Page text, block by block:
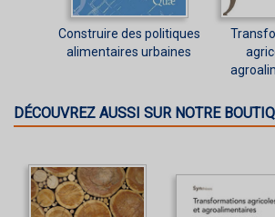
Construire des politiques
alimentaires urbaines
DÉCOUVREZ AUSSI SUR NOTRE